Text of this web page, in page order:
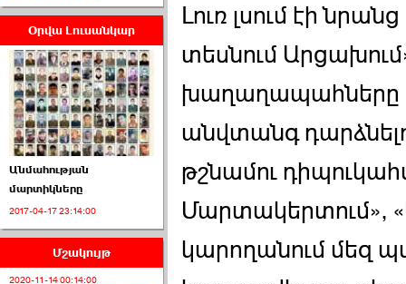
ՈՒՂԻՂ․ ԱԺ-ն
Կառավարության ›››
2026-07-01 00:52:00
ՍԴ-ն հուլիսի 1-ին
կհեռանա ›››
2026-07-01 00:08:00
Օրվա Լուսանկար
Անմահության
մարտիկները
2017-04-17 23:14:00
Մշակույթ
2020-11-14 00:14:00
Լուռ լսում էի
տեսնում
խաղաղապահները
անվտանգ
թշնամու
Մարտակերտում»,
կարողանում մեզ